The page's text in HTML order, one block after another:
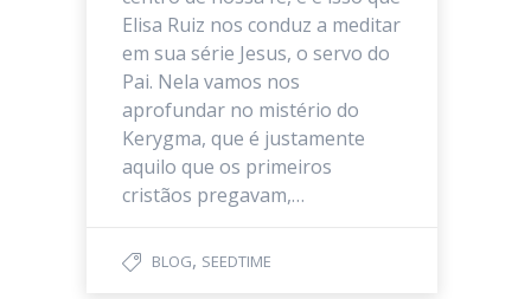
Elisa Ruiz nos conduz a meditar
em sua série Jesus, o servo do
Pai. Nela vamos nos
aprofundar no mistério do
Kerygma, que é justamente
aquilo que os primeiros
cristãos pregavam,…
BLOG, SEEDTIME